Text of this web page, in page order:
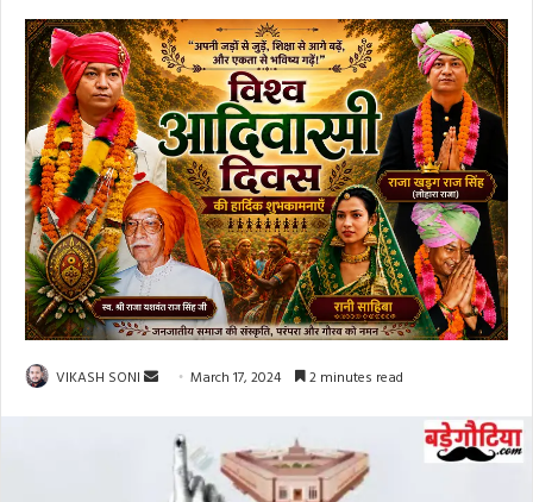
VIKASH SONI
Send
email
March 17, 2024 2 minutes read